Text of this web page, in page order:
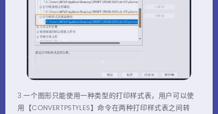
3.一个图形只能使用一种类型的打印样式表，用户可以使
用【CONVERTPSTYLES】命令在两种打印样式表之间转